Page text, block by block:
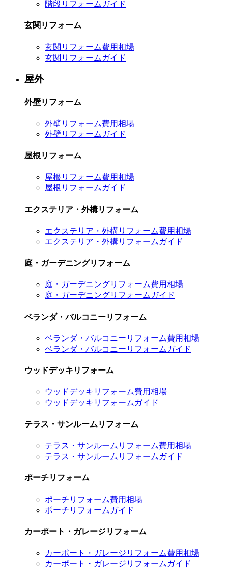
階段リフォームガイド
玄関リフォーム
玄関リフォーム費用相場
玄関リフォームガイド
屋外
外壁リフォーム
外壁リフォーム費用相場
外壁リフォームガイド
屋根リフォーム
屋根リフォーム費用相場
屋根リフォームガイド
エクステリア・外構リフォーム
エクステリア・外構リフォーム費用相場
エクステリア・外構リフォームガイド
庭・ガーデニングリフォーム
庭・ガーデニングリフォーム費用相場
庭・ガーデニングリフォームガイド
ベランダ・バルコニーリフォーム
ベランダ・バルコニーリフォーム費用相場
ベランダ・バルコニーリフォームガイド
ウッドデッキリフォーム
ウッドデッキリフォーム費用相場
ウッドデッキリフォームガイド
テラス・サンルームリフォーム
テラス・サンルームリフォーム費用相場
テラス・サンルームリフォームガイド
ポーチリフォーム
ポーチリフォーム費用相場
ポーチリフォームガイド
カーポート・ガレージリフォーム
カーポート・ガレージリフォーム費用相場
カーポート・ガレージリフォームガイド